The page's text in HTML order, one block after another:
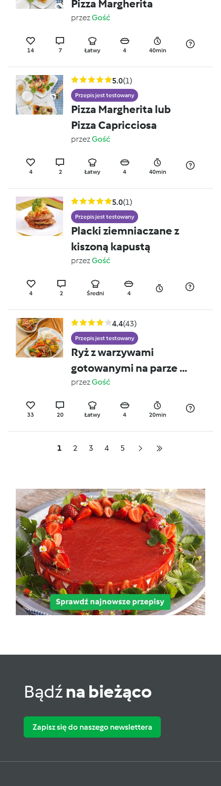
Pizza Margherita
przezGość
14 7 Łatwy 4 40min
5.0(1)
Przepis jest testowany
Pizza Margherita lub
Pizza Capricciosa
przezGość
4 2 Łatwy 4 40min
5.0(1)
Przepis jest testowany
Placki ziemniaczane z
kiszoną kapustą
przezGość
4 2 Średni 4
4.4(43)
Przepis jest testowany
Ryż z warzywami
gotowanymi na parze z
sosem słodko-
kwaśnym
przezGość
33 20 Łatwy 4 20min
1 2 3 4 5
Bądźna bieżąco
Zapisz się do naszego newslettera